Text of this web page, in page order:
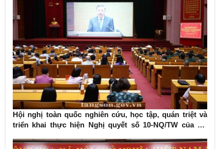
Hội nghị toàn quốc nghiên cứu, học tập, quán triệt và
triển khai thực hiện Nghị quyết số 10-NQ/TW của Bộ